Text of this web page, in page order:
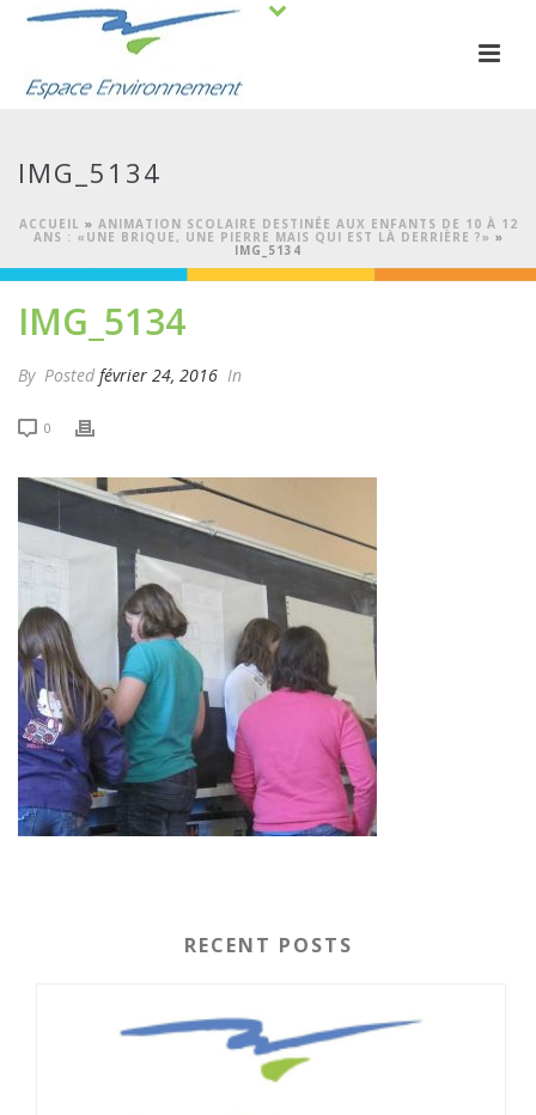
IMG_5134
ACCUEIL » ANIMATION SCOLAIRE DESTINÉE AUX ENFANTS DE 10 À 12
ANS : «UNE BRIQUE, UNE PIERRE MAIS QUI EST LÀ DERRIÈRE ?» »
IMG_5134
IMG_5134
By Posted février 24, 2016 In
0
RECENT POSTS